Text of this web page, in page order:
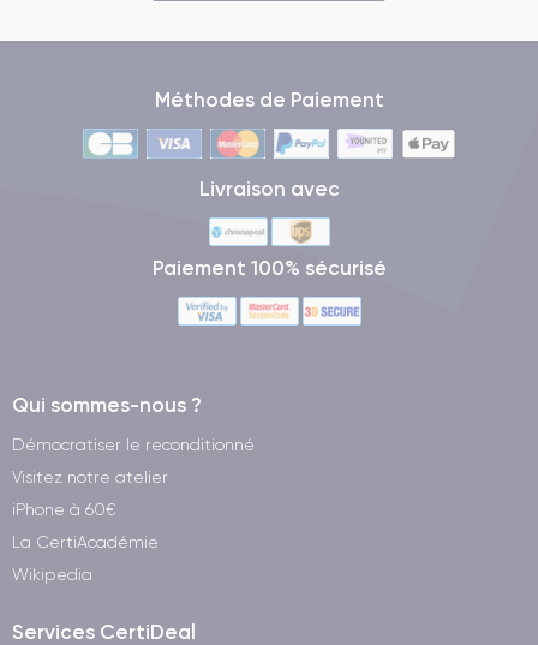
Méthodes de Paiement
Livraison avec
Paiement 100% sécurisé
Qui sommes-nous ?
Démocratiser le reconditionné
Visitez notre atelier
iPhone à 60€
La CertiAcadémie
Wikipedia
Services CertiDeal